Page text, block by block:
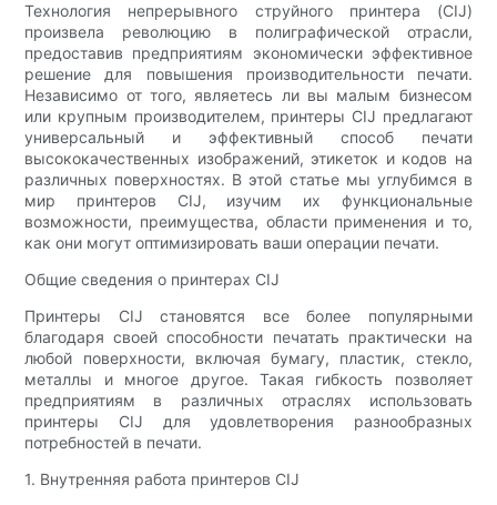
Технология непрерывного струйного принтера (CIJ)
произвела революцию в полиграфической отрасли,
предоставив предприятиям экономически эффективное
решение для повышения производительности печати.
Независимо от того, являетесь ли вы малым бизнесом
или крупным производителем, принтеры CIJ предлагают
универсальный и эффективный способ печати
высококачественных изображений, этикеток и кодов на
различных поверхностях. В этой статье мы углубимся в
мир принтеров CIJ, изучим их функциональные
возможности, преимущества, области применения и то,
как они могут оптимизировать ваши операции печати.
Общие сведения о принтерах CIJ
Принтеры CIJ становятся все более популярными
благодаря своей способности печатать практически на
любой поверхности, включая бумагу, пластик, стекло,
металлы и многое другое. Такая гибкость позволяет
предприятиям в различных отраслях использовать
принтеры CIJ для удовлетворения разнообразных
потребностей в печати.
1. Внутренняя работа принтеров CIJ